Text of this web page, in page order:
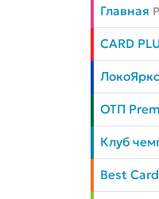
Главная
CARD
ОТП
Клуб
Best Card